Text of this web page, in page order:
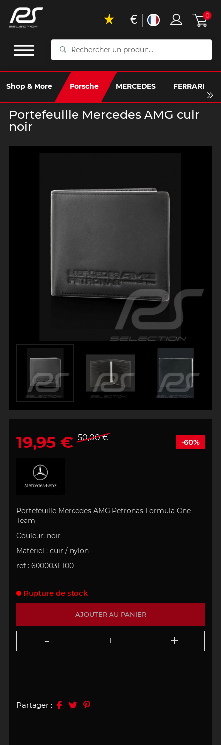
Rechercher
produit...
Shop & More Porsche MERCEDES FERRARI
€ 0
Portefeuille Mercedes AMG cuir
noir
19,95 € 50,00 € -60%
Portefeuille Mercedes AMG Petronas Formula One
Team
Couleur: noir
Matériel : cuir / nylon
ref : 6000031-100
AJOUTER AU PANIER
Rupture de stock
Partager :